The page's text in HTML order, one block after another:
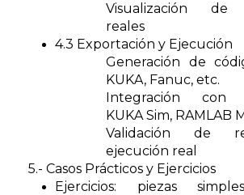
Visualización de
reales
4.3 Exportación y Ejecución
Generación de
KUKA, Fanuc, etc.
Integración con
KUKA Sim, RAMLAB
Validación de
ejecución real
5.- Casos Prácticos y Ejercicios
Ejercicios: piezas